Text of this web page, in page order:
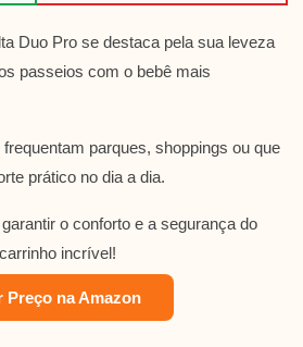
Duo Pro se destaca pela sua leveza
passeios com o bebê mais
parques, shoppings ou que
prático no dia a dia.
o conforto e a segurança do
incrível!
Preço na Amazon